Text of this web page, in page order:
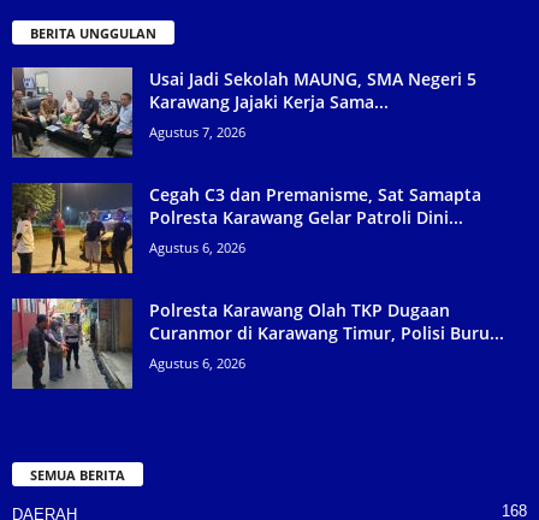
BERITA UNGGULAN
Usai Jadi Sekolah MAUNG, SMA Negeri 5
Karawang Jajaki Kerja Sama...
Agustus 7, 2026
Cegah C3 dan Premanisme, Sat Samapta
Polresta Karawang Gelar Patroli Dini...
Agustus 6, 2026
Polresta Karawang Olah TKP Dugaan
Curanmor di Karawang Timur, Polisi Buru...
Agustus 6, 2026
SEMUA BERITA
DAERAH 168